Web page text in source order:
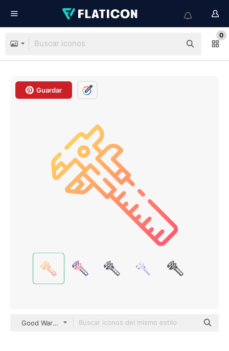
0
Guardar
Good Ware Gradient